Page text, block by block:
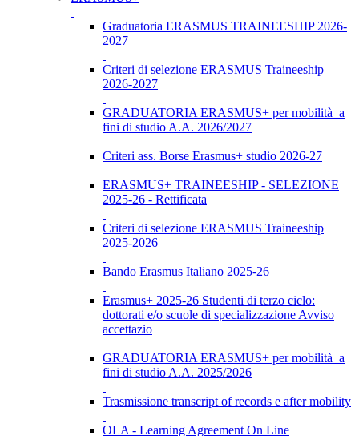
Graduatoria ERASMUS TRAINEESHIP 2026-
2027
Criteri di selezione ERASMUS Traineeship
2026-2027
GRADUATORIA ERASMUS+ per mobilità a
fini di studio A.A. 2026/2027
Criteri ass. Borse Erasmus+ studio 2026-27
ERASMUS+ TRAINEESHIP - SELEZIONE
2025-26 - Rettificata
Criteri di selezione ERASMUS Traineeship
2025-2026
Bando Erasmus Italiano 2025-26
Erasmus+ 2025-26 Studenti di terzo ciclo:
dottorati e/o scuole di specializzazione Avviso
accettazio
GRADUATORIA ERASMUS+ per mobilità a
fini di studio A.A. 2025/2026
Trasmissione transcript of records e after mobility
OLA - Learning Agreement On Line